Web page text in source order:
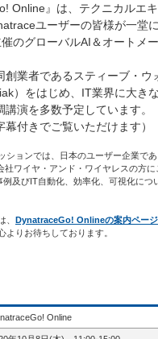
Online』は、テクニカルエ
ユーザーの皆様が一堂に
のグローバルAI＆オートメ
創業者であるスティーブ・ウ
）をはじめ、IT業界に大き
講演を多数予定しています。
幕付きでご覧いただけます）
ションでは、日本のユーザー企業で
社ワイヤ・アンド・ワイヤレスの方に
及びIT自動化、効率化、可視化につ
、 DynatraceGo! Onlineの案内ページ
よりお待ちしております。
Online